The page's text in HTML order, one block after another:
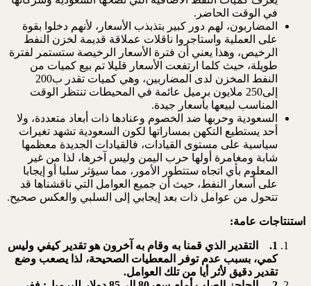
في الوقت الحاضر.
المضاربون، لهم دور كبير بتذبذب الأسعار، لأنهم دخلوا بقوة
على العملية واستاجروا ناقلات عملاقة قديمة لخزن النفط
الرخيص، وهذا يعني أن فترة الأسعار الرخيصة ستستمر لفترة
طويلة، حيث كلما ارتفعت الأسعار قليلا تم بيع كميات من
النفط المخزن لدى المضاربين، وهي كميات تقدر ب200
إلى250 ملايون برميل عائمة في المحيطات تنتظر الوقت
المناسب لبيعها بأسعار جيدة.
السعودية وحربها ضد الخصوم وعنادها ذات أبعاد متعددة، ولا
أحد يستطيع التكهن بمساراتها لكون السعودية تشهد تغيرات
سياسية على مستوى القيادات، فالقيادات الجديدة معظمها
شابة ومغامرة أولها حرب اليمن وليس آخرها، لذا من غير
المعلوم بأي اتجاه ستتطور الأمور، مما سيؤثر سلبا أو إيجابا
على أسعار النفط، حيث أن جميع العوامل التي ناقشناها قد
تتحول من عوامل ذات بعد إيجابي إلى السلبي والعكس صحيح.
استنتاجات عامة:
1.
التقدير الذي قمنا به وقام به آخرون هو تقدير كيفي وليس
كمي، بسبب عدم توفر المعطيات الصحيحة، لذا يصعب وضع
تقدير دقيق لأثر أيا من تلك العوامل.